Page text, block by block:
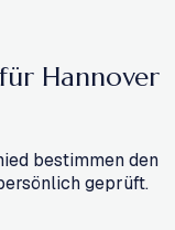
Hannover
bestimmen den
geprüft.